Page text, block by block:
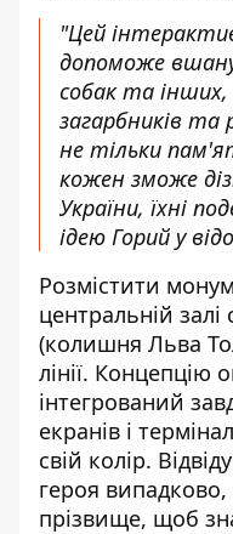
"Цей
допоможе
собак та
загарбників та
не тільки
кожен зможе
України, їхні
ідею Горий у
Розмістити
центральній залі
(колишня Льва
лінії. Концепцію
інтегрований
екранів і
свій колір.
героя
прізвище, щоб